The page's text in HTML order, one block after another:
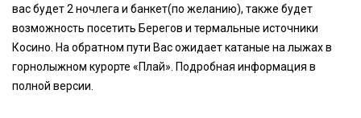
вас будет 2 ночлега и банкет(по желанию), также будет
возможность посетить Берегов и термальные источники
Косино. На обратном пути Вас ожидает катаные на лыжах в
горнолыжном курорте «Плай». Подробная информация в
полной версии.